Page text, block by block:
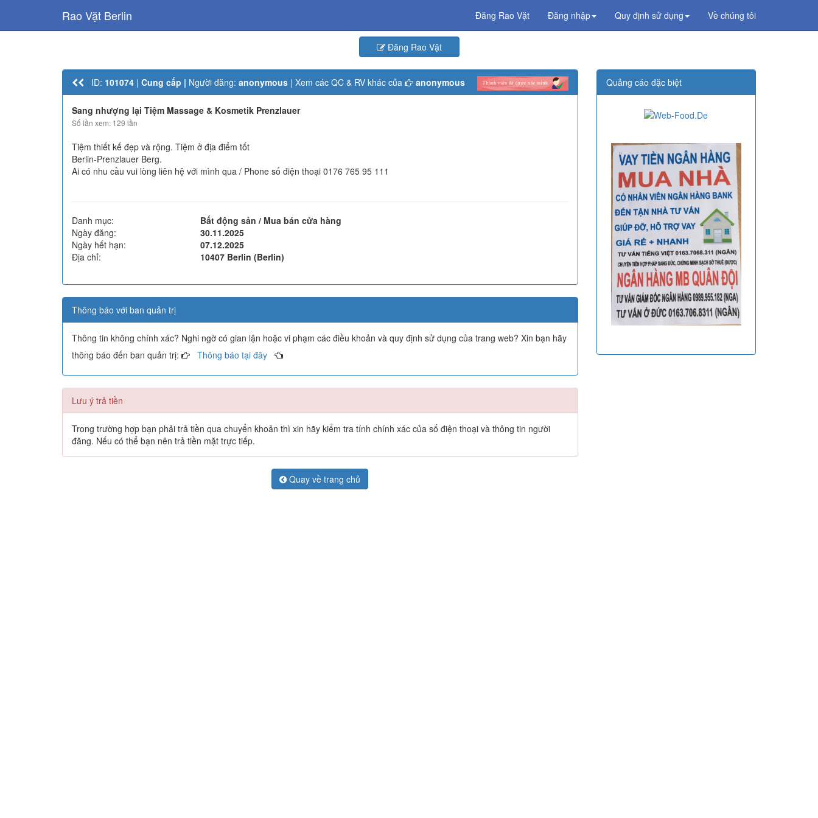
Rao Vặt Berlin Đăng Rao Vặt Đăng nhập Quy định sử dụng Về chúng tôi
Đăng Rao Vặt
ID: 101074 | Cung cấp | Người đăng: anonymous | Xem các QC & RV khác của anonymous
Sang nhượng lại Tiệm Massage & Kosmetik Prenzlauer
Số lần xem: 129 lần
Tiệm thiết kế đẹp và rộng. Tiệm ở địa điểm tốt
Berlin-Prenzlauer Berg.
Ai có nhu cầu vui lòng liên hệ với mình qua / Phone số điện thoại 0176 765 95 111
Danh mục:
Bất động sản / Mua bán cửa hàng
Ngày đăng:
30.11.2025
Ngày hết hạn:
07.12.2025
Địa chỉ:
10407 Berlin (Berlin)
Thông báo với ban quản trị
Thông tin không chính xác? Nghi ngờ có gian lận hoặc vi phạm các điều khoản và quy định sử dụng của trang web? Xin bạn hãy
thông báo đến ban quản trị:
Thông báo tại đây
Lưu ý trả tiền
Trong trường hợp bạn phải trả tiền qua chuyển khoản thì xin hãy kiểm tra tính chính xác của số điện thoại và thông tin người
đăng. Nếu có thể bạn nên trả tiền mặt trực tiếp.
Quay về trang chủ
Quảng cáo đặc biệt